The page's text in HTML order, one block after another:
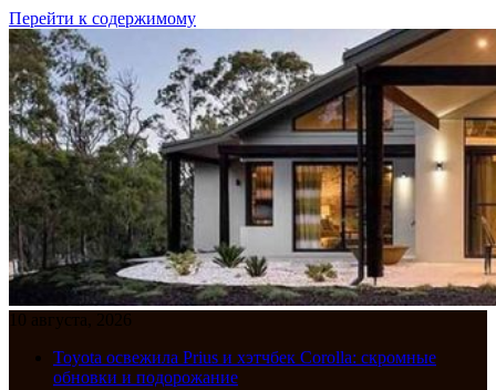
Перейти к содержимому
10 августа, 2026
Toyota освежила Prius и хэтчбек Corolla: скромные
обновки и подорожание